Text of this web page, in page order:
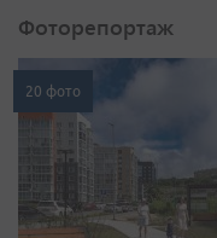
Фоторепортаж
20 фото